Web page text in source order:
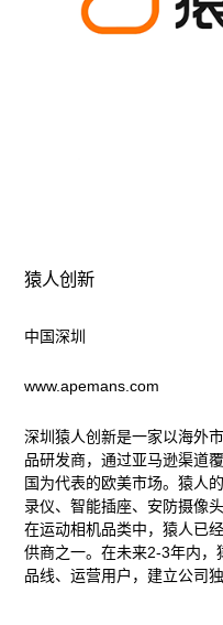
猿人创新
中国深圳
www.apemans.com
深圳猿人创新是一家以海外
品研发商，通过亚马逊渠道
国为代表的欧美市场。猿人
录仪、智能插座、安防摄像
在运动相机品类中，猿人已
供商之一。在未来2-3年内
品线、运营用户，建立公司